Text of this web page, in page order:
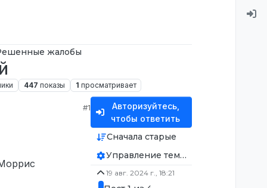
жалобы
447 показы 1 просматривает
#1
Авторизуйтесь,
чтобы ответить
Сначала старые
Управление темой
19 авг. 2024 г., 18:21